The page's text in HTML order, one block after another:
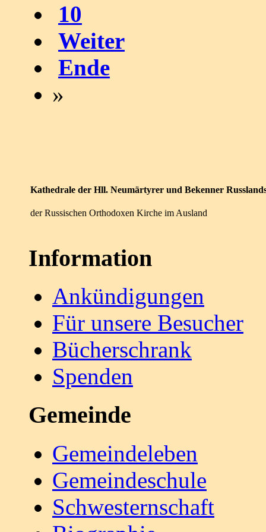
10
Weiter
Ende
»
Kathedrale der Hll. Neumärtyrer und Bekenner
der Russischen Orthodoxen Kirche im Ausland
Information
Ankündigungen
Für unsere Besucher
Bücherschrank
Spenden
Gemeinde
Gemeindeleben
Gemeindeschule
Schwesternschaft